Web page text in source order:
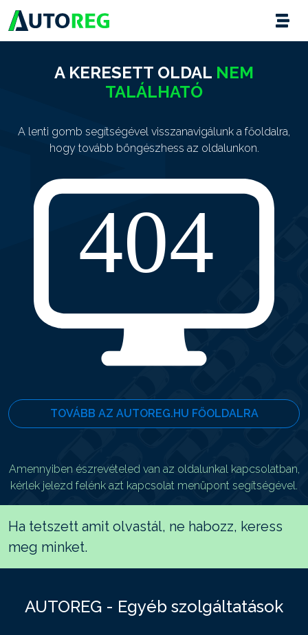
A KERESETT OLDAL NEM
TALÁLHATÓ
A lenti gomb segítségével visszanavigálunk a főoldalra,
hogy tovább böngészhess az oldalunkon.
TOVÁBB AZ AUTOREG.HU FŐOLDALRA
Amennyiben észrevételed van az oldalunkal kapcsolatban,
kérlek jelezd felénk azt kapcsolat menüpont segítségével.
Ha tetszett amit olvastál, ne habozz, keress
meg minket.
AUTOREG - Egyéb szolgáltatások